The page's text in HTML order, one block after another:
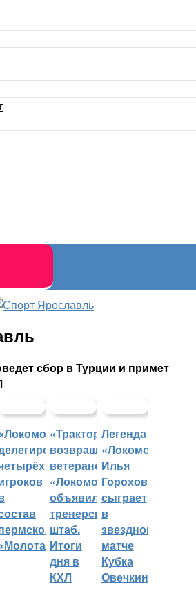
сбор в Турции и примет
«Трактор»
возвращает
ветеранов,
«Локомотив»
объявил
тренерский
штаб.
Итоги
дня в
КХЛ
Легенда
«Локомотива»
Илья
Горохов
сыграет
в
звездном
матче
Кубка
Овечкина